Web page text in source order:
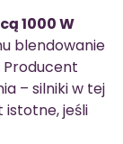
1000 W
blendowanie
Producent
– silniki w tej
istotne, jeśli